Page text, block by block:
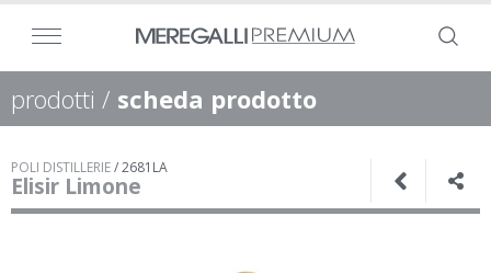
prodotti / scheda prodotto
POLI DISTILLERIE/2681LA
Elisir Limone